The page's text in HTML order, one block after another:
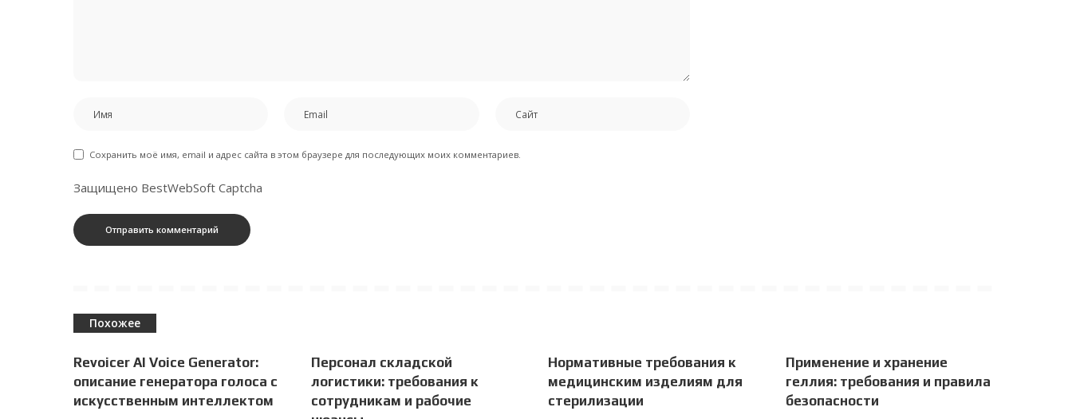
Сохранить моё имя, email и адрес сайта в этом браузере для последующих моих комментариев.
Защищено BestWebSoft Captcha
Похожее
Revoicer AI Voice Generator:
описание генератора голоса с
искусственным интеллектом
Персонал складской
логистики: требования к
сотрудникам и рабочие
Нормативные требования к
медицинским изделиям для
стерилизации
Применение и хранение
геллия: требования и правила
безопасности